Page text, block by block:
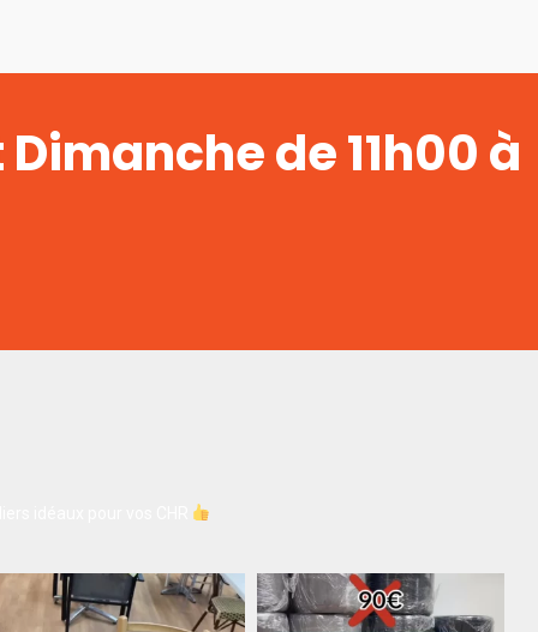
de 11h00 à